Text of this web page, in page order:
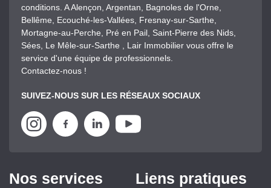
conditions. A Alençon, Argentan, Bagnoles de l'Orne,
Bellême, Ecouché-les-Vallées, Fresnay-sur-Sarthe,
Mortagne-au-Perche, Pré en Pail, Saint-Pierre des Nids,
Sées, Le Mêle-sur-Sarthe , Lair Immobilier vous offre le
service d'une équipe de professionnels.
Contactez-nous !
SUIVEZ-NOUS SUR LES RÉSEAUX SOCIAUX
Nos services Liens pratiques